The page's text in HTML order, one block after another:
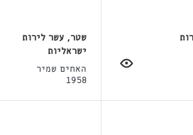
שטר, עשר לירות
ישראליות
האחים שמיר
1958